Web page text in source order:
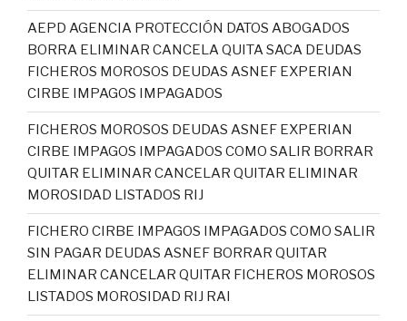
AEPD AGENCIA PROTECCIÓN DATOS ABOGADOS
BORRA ELIMINAR CANCELA QUITA SACA DEUDAS
FICHEROS MOROSOS DEUDAS ASNEF EXPERIAN
CIRBE IMPAGOS IMPAGADOS
FICHEROS MOROSOS DEUDAS ASNEF EXPERIAN
CIRBE IMPAGOS IMPAGADOS COMO SALIR BORRAR
QUITAR ELIMINAR CANCELAR QUITAR ELIMINAR
MOROSIDAD LISTADOS RIJ
FICHERO CIRBE IMPAGOS IMPAGADOS COMO SALIR
SIN PAGAR DEUDAS ASNEF BORRAR QUITAR
ELIMINAR CANCELAR QUITAR FICHEROS MOROSOS
LISTADOS MOROSIDAD RIJ RAI